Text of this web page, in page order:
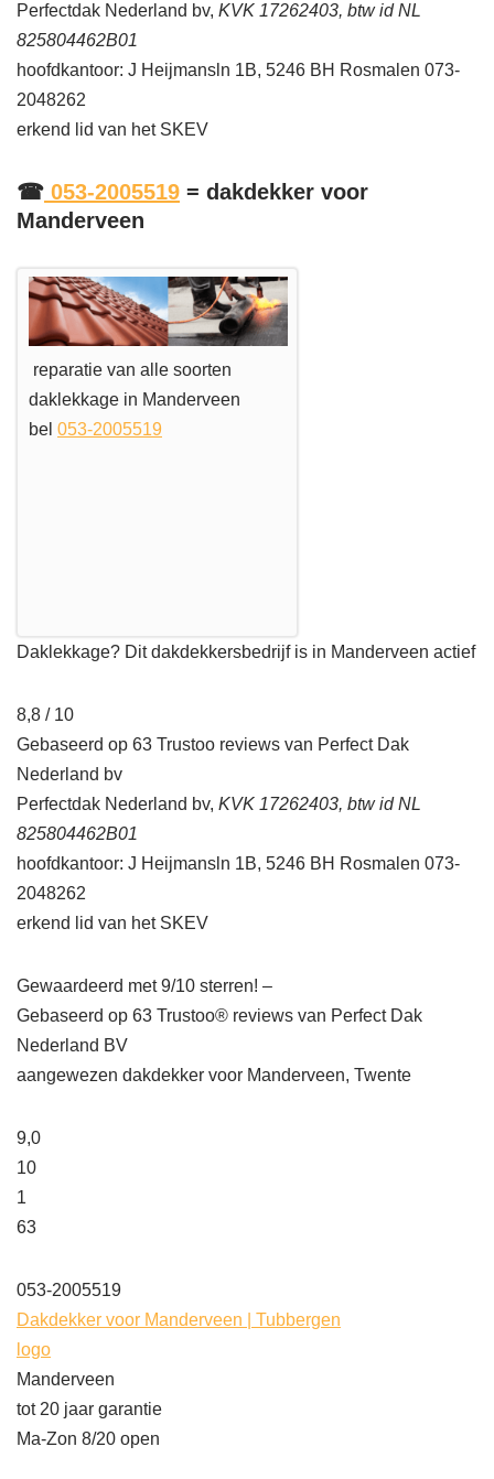
Perfectdak Nederland bv, KVK 17262403, btw id NL
825804462B01
hoofdkantoor: J Heijmansln 1B, 5246 BH Rosmalen 073-
2048262
erkend lid van het SKEV
☎ 053-2005519 = dakdekker voor
Manderveen
reparatie van alle soorten
daklekkage in Manderveen
bel 053-2005519
Daklekkage? Dit dakdekkersbedrijf is in Manderveen actief
8,8 / 10
Gebaseerd op 63 Trustoo reviews van Perfect Dak
Nederland bv
Perfectdak Nederland bv, KVK 17262403, btw id NL
825804462B01
hoofdkantoor: J Heijmansln 1B, 5246 BH Rosmalen 073-
2048262
erkend lid van het SKEV
Gewaardeerd met 9/10 sterren! –
Gebaseerd op 63 Trustoo® reviews van Perfect Dak
Nederland BV
aangewezen dakdekker voor Manderveen, Twente
9,0
10
1
63
053-2005519
Dakdekker voor Manderveen | Tubbergen
logo
Manderveen
tot 20 jaar garantie
Ma-Zon 8/20 open